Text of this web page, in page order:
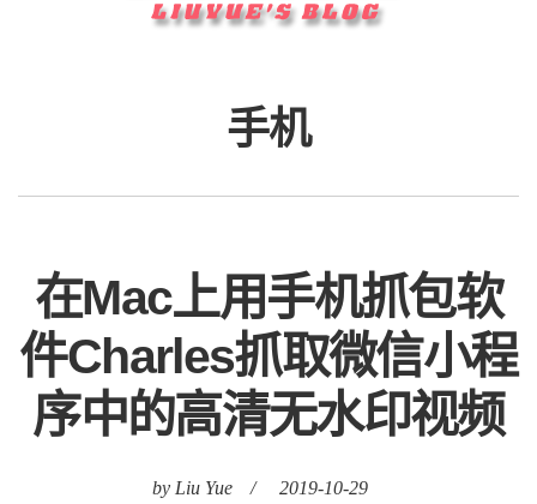
手机
在Mac上用手机抓包软
件Charles抓取微信小程
序中的高清无水印视频
by Liu Yue / 2019-10-29